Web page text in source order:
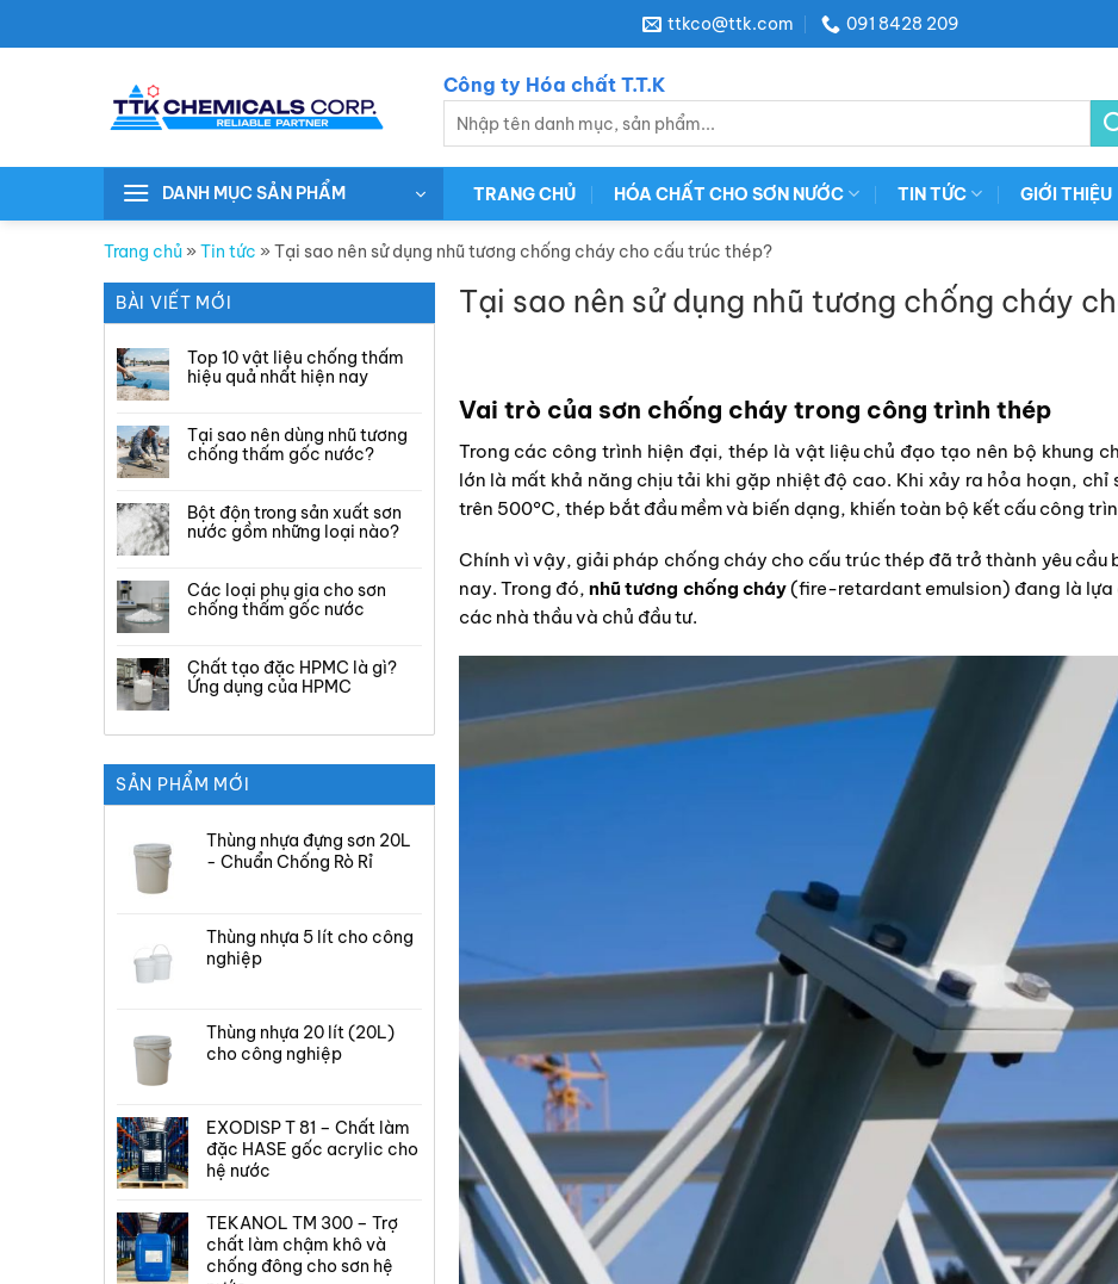
to
ttkco@ttk.com 091 8428 209
Công ty Hóa chất T.T.K
Search
DANH MỤC SẢN PHẨM TRANG CHỦ HÓA CHẤT CHO SƠN NƯỚC TIN TỨC GIỚI THIỆU
Trang chủ » Tin tức » Tại sao nên sử dụng nhũ tương chống cháy cho cấu trúc thép?
BÀI VIẾT MỚI
Top 10 vật liệu chống thấm
hiệu quả nhất hiện nay
Tại sao nên dùng nhũ tương
chống thấm gốc nước?
Bột độn trong sản xuất sơn
nước gồm những loại nào?
Các loại phụ gia cho sơn
chống thấm gốc nước
Chất tạo đặc HPMC là gì?
Ứng dụng của HPMC
SẢN PHẨM MỚI
Thùng nhựa đựng sơn 20L
- Chuẩn Chống Rò Rỉ
Thùng nhựa 5 lít cho công
nghiệp
Thùng nhựa 20 lít (20L)
cho công nghiệp
EXODISP T 81 – Chất làm
đặc HASE gốc acrylic cho
hệ nước
TEKANOL TM 300 – Trợ
chất làm chậm khô và
chống đông cho sơn hệ
Tại sao nên sử dụng nhũ tương chống cháy
Vai trò của sơn chống cháy trong công trình thép
Trong các công trình hiện đại, thép là vật liệu chủ đạo tạo nên bộ khung
lớn là mất khả năng chịu tải khi gặp nhiệt độ cao. Khi xảy ra hỏa hoạn,
trên 500°C, thép bắt đầu mềm và biến dạng, khiến toàn bộ kết cấu công
Chính vì vậy, giải pháp chống cháy cho cấu trúc thép đã trở thành yêu
nay. Trong đó,nhũ tương chống cháy(fire-retardant emulsion) đang là lựa
các nhà thầu và chủ đầu tư.